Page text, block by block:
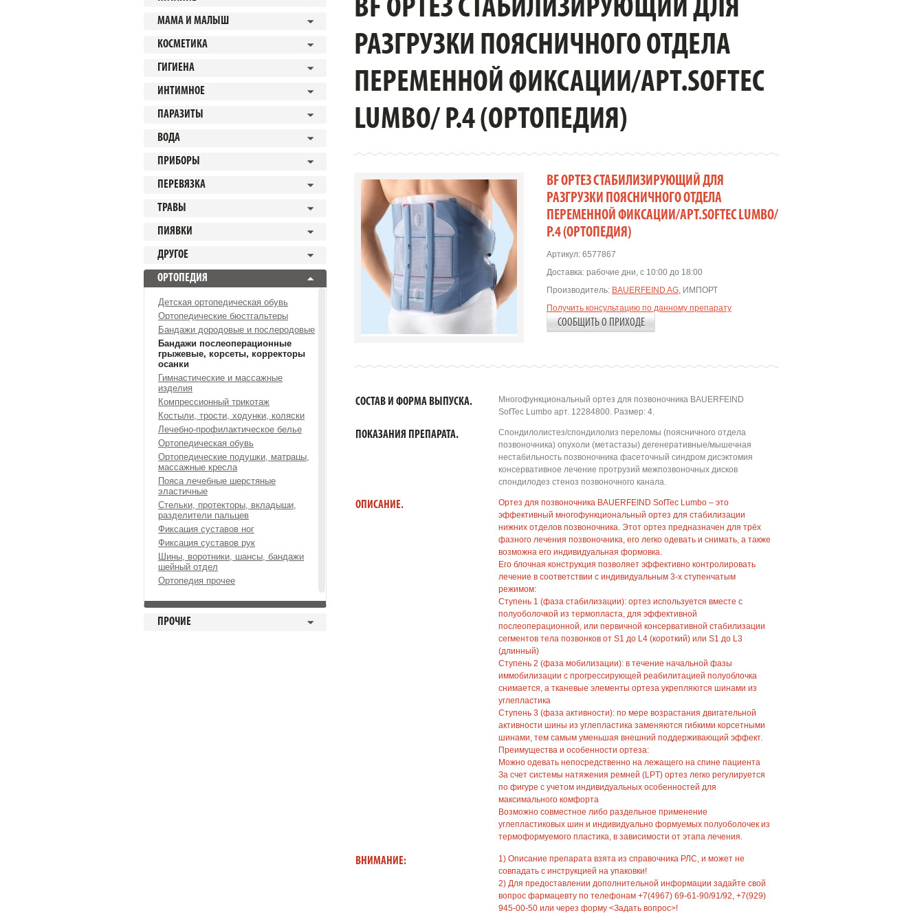
МАМА И МАЛЫШ
КОСМЕТИКА
ГИГИЕНА
ИНТИМНОЕ
ПАРАЗИТЫ
ВОДА
ПРИБОРЫ
ПЕРЕВЯЗКА
ТРАВЫ
ПИЯВКИ
ДРУГОЕ
ОРТОПЕДИЯ
Детская ортопедическая обувь
Ортопедические бюстгальтеры
Бандажи дородовые и послеродовые
Бандажи послеоперационные
грыжевые, корсеты, корректоры
осанки
Гимнастические и массажные
изделия
Компрессионный трикотаж
Костыли, трости, ходунки, коляски
Лечебно-профилактическое белье
Ортопедическая обувь
Ортопедические подушки, матрацы,
массажные кресла
Пояса лечебные шерстяные
эластичные
Стельки, протекторы, вкладыши,
разделители пальцев
Фиксация суставов ног
Фиксация суставов рук
Шины, воротники, шансы, бандажи
шейный отдел
Ортопедия прочее
ПРОЧИЕ
BF ОРТЕЗ СТАБИЛИЗИРУЮЩИЙ ДЛЯ
РАЗГРУЗКИ ПОЯСНИЧНОГО ОТДЕЛА
ПЕРЕМЕННОЙ ФИКСАЦИИ/АРТ.SOFTEC
LUMBO/ Р.4 (ОРТОПЕДИЯ)
BF ОРТЕЗ СТАБИЛИЗИРУЮЩИЙ ДЛЯ
РАЗГРУЗКИ ПОЯСНИЧНОГО ОТДЕЛА
ПЕРЕМЕННОЙ ФИКСАЦИИ/АРТ.SOFTEC LUMBO/
Р.4 (ОРТОПЕДИЯ)
Артикул: 6577867
Доставка: рабочие дни, с 10:00 до 18:00
Производитель: BAUERFEIND AG, ИМПОРТ
Получить консультацию по данному препарату
СООБЩИТЬ О ПРИХОДЕ
СОСТАВ И ФОРМА ВЫПУСКА.
Многофункциональный ортез для позвоночника BAUERFEIND
SofTec Lumbo арт. 12284800. Размер: 4.
ПОКАЗАНИЯ ПРЕПАРАТА.
Спондилолистез/спондилолиз переломы (поясничного отдела
позвоночника) опухоли (метастазы) дегенеративные/мышечная
нестабильность позвоночника фасеточный синдром дисэктомия
консервативное лечение протрузий межпозвоночных дисков
спондилодез стеноз позвоночного канала.
ОПИСАНИЕ.
Ортез для позвоночника BAUERFEIND SofTec Lumbo – это
эффективный многофункциональный ортез для стабилизации
нижних отделов позвоночника. Этот ортез предназначен для трёх
фазного лечения позвоночника, его легко одевать и снимать, а также
возможна его индивидуальная формовка.
Его блочная конструкция позволяет эффективно контролировать
лечение в соответствии с индивидуальным 3-х ступенчатым
режимом:
Ступень 1 (фаза стабилизации): ортез используется вместе с
полуоболочкой из термопласта, для эффективной
послеоперационной, или первичной консервативной стабилизации
сегментов тела позвонков от S1 до L4 (короткий) или S1 до L3
(длинный)
Ступень 2 (фаза мобилизации): в течение начальной фазы
иммобилизации с прогрессирующей реабилитацией полуоблочка
снимается, а тканевые элементы ортеза укрепляются шинами из
углепластика
Ступень 3 (фаза активности): по мере возрастания двигательной
активности шины из углепластика заменяются гибкими корсетными
шинами, тем самым уменьшая внешний поддерживающий эффект.
Преимущества и особенности ортеза:
Можно одевать непосредственно на лежащего на спине пациента
За счет системы натяжения ремней (LPT) ортез легко регулируется
по фигуре с учетом индивидуальных особенностей для
максимального комфорта
Возможно совместное либо раздельное применение
углепластиковых шин и индивидуально формуемых полуоболочек из
термоформуемого пластика, в зависимости от этапа лечения.
ВНИМАНИЕ:
1) Описание препарата взята из справочника РЛС, и может не
совпадать с инструкцией на упаковки!
2) Для предоставлении дополнительной информации задайте свой
вопрос фармацевту по телефонам +7(4967) 69-61-90/91/92, +7(929)
945-00-50 или через форму <Задать вопрос>!